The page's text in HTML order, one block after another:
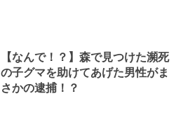
【なんで！？】森で見つけた瀕死
の子グマを助けてあげた男性がま
さかの逮捕！？